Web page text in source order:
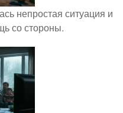
непростая ситуация и
со стороны.